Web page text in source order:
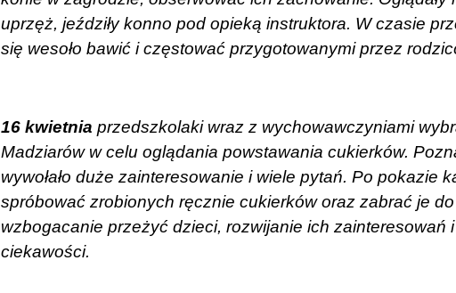
uprzęż, jeździły konno pod opieką instruktora. W czasie
się wesoło bawić i częstować przygotowanymi przez
16 kwietnia przedszkolaki wraz z wychowawczyniami
Madziarów w celu oglądania powstawania cukierków.
wywołało duże zainteresowanie i wiele pytań. Po pokazie
spróbować zrobionych ręcznie cukierków oraz zabrać je
wzbogacanie przeżyć dzieci, rozwijanie ich zainteresowań
ciekawości.